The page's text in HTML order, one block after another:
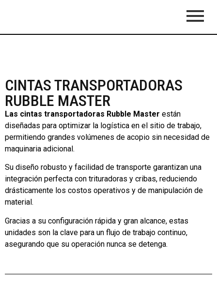
CINTAS TRANSPORTADORAS
RUBBLE MASTER
Las cintas transportadoras Rubble Master están
diseñadas para optimizar la logística en el sitio de trabajo,
permitiendo grandes volúmenes de acopio sin necesidad de
maquinaria adicional.
Su diseño robusto y facilidad de transporte garantizan una
integración perfecta con trituradoras y cribas, reduciendo
drásticamente los costos operativos y de manipulación de
material.
Gracias a su configuración rápida y gran alcance, estas
unidades son la clave para un flujo de trabajo continuo,
asegurando que su operación nunca se detenga.